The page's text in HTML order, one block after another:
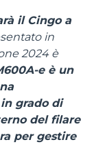
il Cingo a
in
2024 è
e è un
grado di
del filare
per gestire